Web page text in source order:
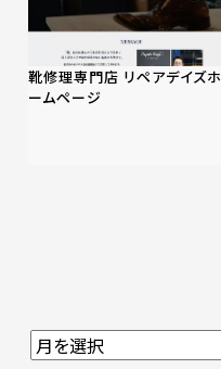
靴修理専門店 リペアデイズホ
ームページ